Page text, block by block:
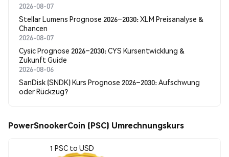
2026-08-07
Stellar Lumens Prognose 2026–2030: XLM Preisanalyse &
Chancen
2026-08-07
Cysic Prognose 2026–2030: CYS Kursentwicklung &
Zukunft Guide
2026-08-06
SanDisk (SNDK) Kurs Prognose 2026–2030: Aufschwung
oder Rückzug?
PowerSnookerCoin (PSC) Umrechnungskurs
1 PSC to USD